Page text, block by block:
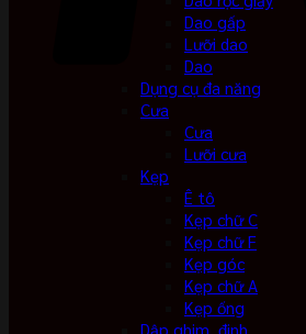
Dao gấp
Lưỡi dao
Dao
Dụng cụ đa năng
Cưa
Cưa
Lưỡi cưa
Kẹp
Ê tô
Kẹp chữ C
Kẹp chữ F
Kẹp góc
Kẹp chữ A
Kẹp ống